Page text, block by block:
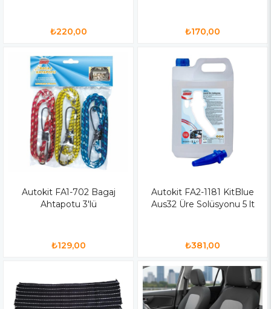
₺220,00 ₺170,00
Autokit FA1-702 Bagaj
Ahtapotu 3'lü
₺129,00
Autokit FA2-1181 KitBlue
Aus32 Üre Solüsyonu 5 lt
₺381,00